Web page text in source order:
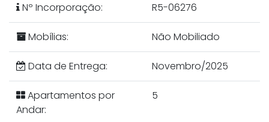
Nº Incorporação: R5-06276
Mobílias: Não Mobiliado
Data de Entrega: Novembro/2025
Apartamentos por
Andar:
5